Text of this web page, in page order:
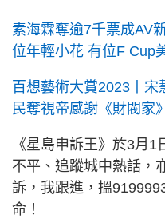
素海霖奪逾7千票成AV
位年輕小花 有位F Cup
百想藝術大賞2023丨
民奪視帝感謝《財閥家
《星島申訴王》於3月
不平、追蹤城中熱話，
訴，我跟進，搵
命！